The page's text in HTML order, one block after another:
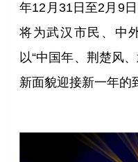
年12月31日至2月9
将为武汉市民、中
以“中国年、荆楚风
新面貌迎接新一年的